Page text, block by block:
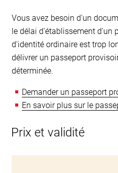
Vous avez besoin d'un
le délai d'établissement d'un
d'identité ordinaire est trop
délivrer un passeport
déterminée.
Demander un passeport
En savoir plus sur le
Prix et validité